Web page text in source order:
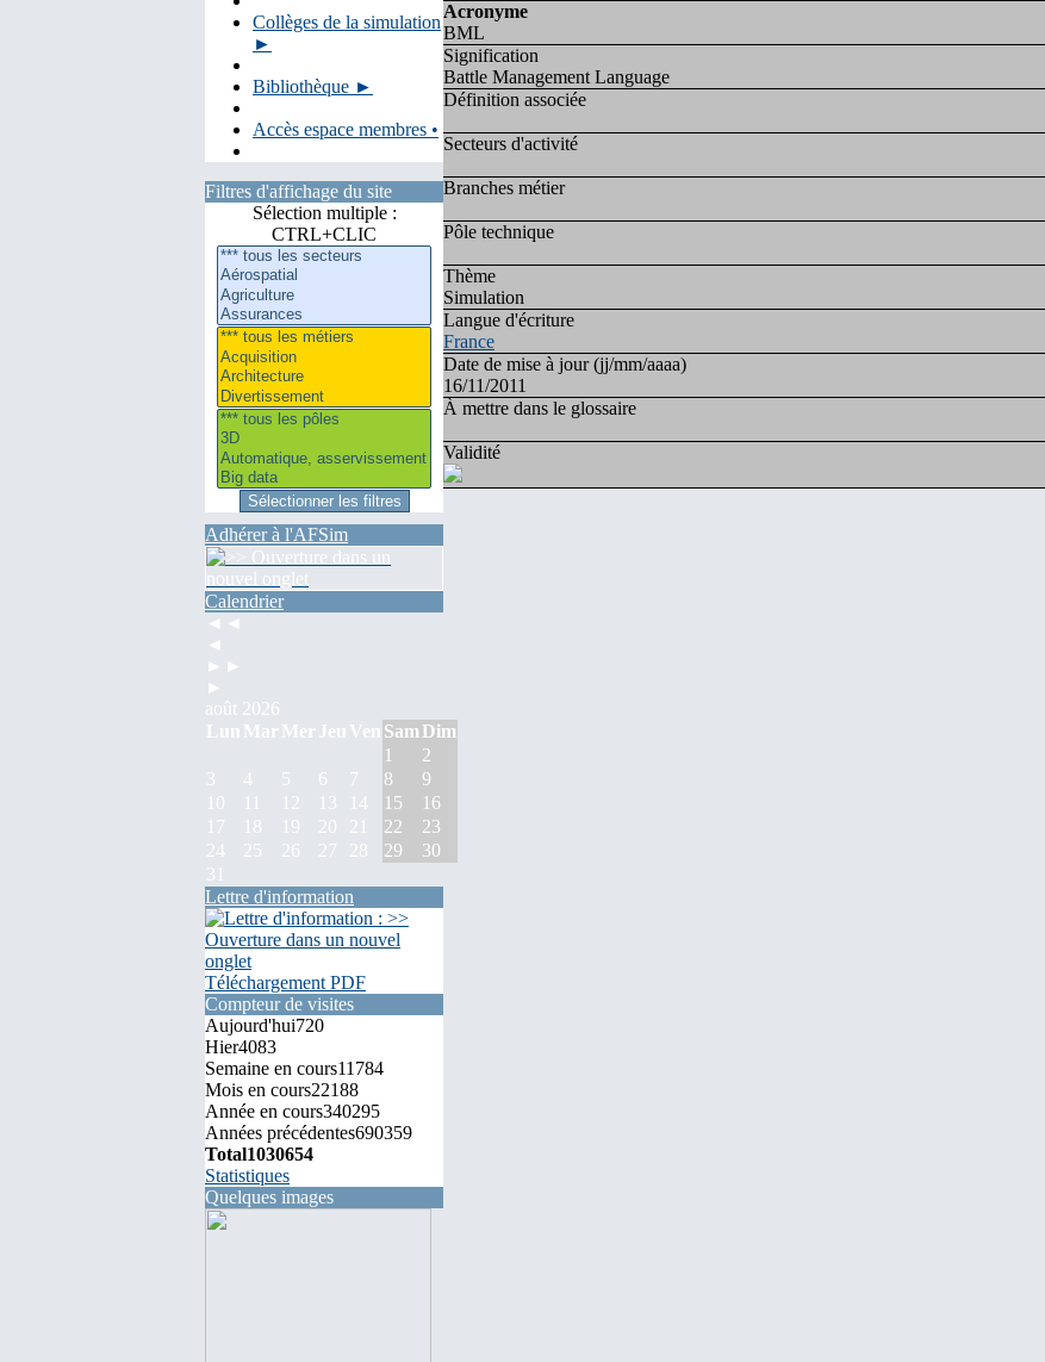
Collèges de la simulation
►
Bibliothèque ►
Accès espace membres •
Filtres d'affichage du site
Sélection multiple :
CTRL+CLIC
Adhérer à l'AFSim
Calendrier
◄◄
◄
►►
►
août 2026
Lun Mar Mer Jeu Ven Sam Dim
1
2
3
4 5 6 7 8
9
10
11 12 13 14 15
16
17
18 19 20 21 22
23
24
25 26 27 28 29
30
31
Lettre d'information
Téléchargement PDF
Compteur de visites
Aujourd'hui720
Hier4083
Semaine en cours11784
Mois en cours22188
Année en cours340295
Années précédentes690359
Total1030654
Statistiques
Quelques images
Acronyme
BML
Signification
Battle Management Language
Définition associée
Secteurs d'activité
Branches métier
Pôle technique
Thème
Simulation
Langue d'écriture
France
Date de mise à jour (jj/mm/aaaa)
16/11/2011
À mettre dans le glossaire
Validité